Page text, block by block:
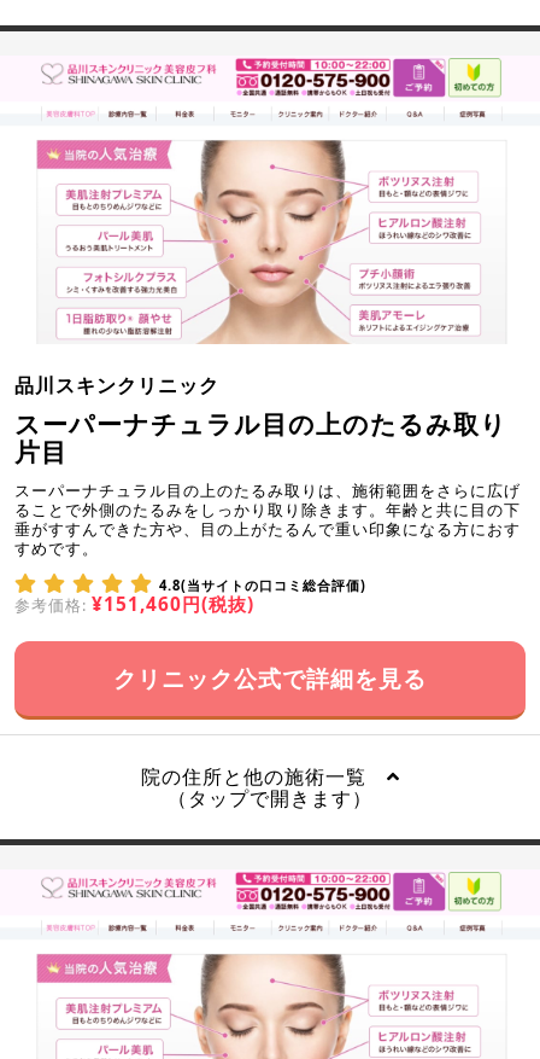
品川スキンクリニック
スーパーナチュラル目の上のたるみ取り
片目
スーパーナチュラル目の上のたるみ取りは、施術範囲をさらに広げ
ることで外側のたるみをしっかり取り除きます。年齢と共に目の下
垂がすすんできた方や、目の上がたるんで重い印象になる方におす
すめです。
4.8(当サイトの口コミ総合評価)
参考価格: ¥151,460円(税抜)
クリニック公式で詳細を見る
院の住所と他の施術一覧
（タップで開きます）